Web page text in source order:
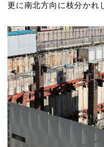
更に南北方向に枝分かれ